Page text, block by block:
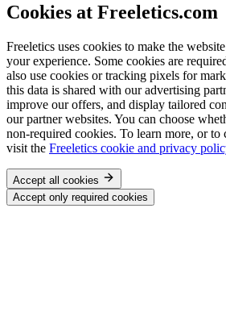
Cookies at Freeletics.com
Freeletics uses cookies to make the
your experience. Some cookies are
also use cookies or tracking pixels for
this data is shared with our advertising
improve our offers, and display tailored
our partner websites. You can choose
non-required cookies. To learn more, or to
visit the Freeletics cookie and privacy
Accept all cookies
Accept only required cookies